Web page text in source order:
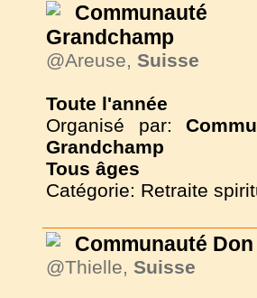
Grandchamp
@Areuse, Suisse
Toute l'année
Organisé par:
Grandchamp
Tous âges
Catégorie: Retraite
Communauté
@Thielle, Suisse